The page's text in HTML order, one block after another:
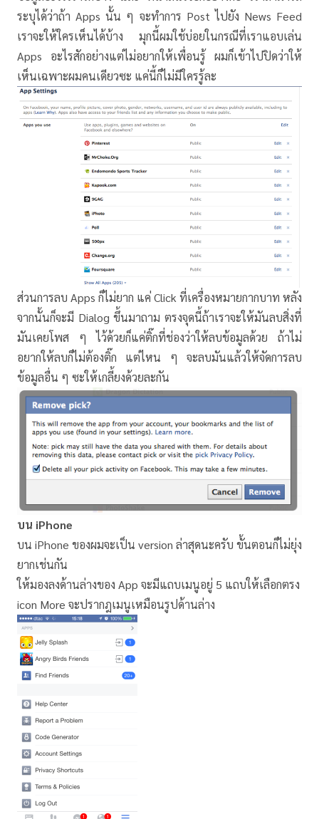
ระบุได้ว่าถ้า Apps นั้น ๆ จะทำการ Post ไปยัง News Feed
เราจะให้ใครเห็นได้บ้าง มุกนี้ผมใช้บ่อยในกรณีที่เราแอบเล่น
Apps อะไรสักอย่างแต่ไม่อยากให้เพื่อนรู้ ผมก็เข้าไปปิดว่าให้
เห็นเฉพาะผมคนเดียวซะ แค่นี้ก็ไม่มีใครรู้ละ
ส่วนการลบ Apps ก็ไม่ยาก แค่ Click ที่เครื่องหมายกากบาท หลัง
จากนั้นก็จะมี Dialog ขึ้นมาถาม ตรงจุดนี้ถ้าเราจะให้มันลบสิ่งที่
มันเคยโพส ๆ ไว้ด้วยก็แค่ติ๊กที่ช่องว่าให้ลบข้อมูลด้วย ถ้าไม่
อยากให้ลบก็ไม่ต้องติ๊ก แต่ไหน ๆ จะลบมันแล้วให้จัดการลบ
ข้อมูลอื่น ๆ ซะให้เกลี้ยงด้วยละกัน
บน iPhone
บน iPhone ของผมจะเป็น version ล่าสุดนะครับ ขั้นตอนก็ไม่ยุ่ง
ยากเช่นกัน
ให้มองลงด้านล่างของ App จะมีแถบเมนูอยู่ 5 แถบให้เลือกตรง
icon More จะปรากฎเมนูเหมือนรูปด้านล่าง